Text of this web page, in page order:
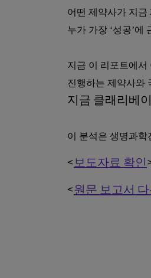
어떤 제약사가 지금
누가 가장 ‘성공’에
지금 이 리포트에서
진행하는 제약사와
지금 클래리베
이 분석은 생명과학
<보도자료 확인
<원문 보고서